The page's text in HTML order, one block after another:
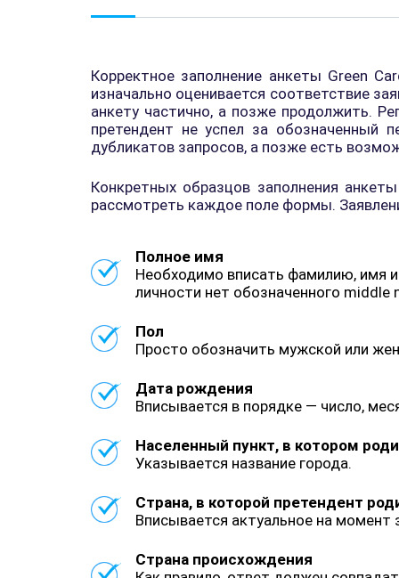
Корректное заполнение анкеты Green
изначально оценивается соответствие
анкету частично, а позже продолжить.
претендент не успел за обозначенный
дубликатов запросов, а позже есть
Конкретных образцов заполнения
рассмотреть каждое поле формы.
Полное имя
Необходимо вписать фамилию, имя и
личности нет обозначенного middle
Пол
Просто обозначить мужской или
Дата рождения
Вписывается в порядке — число,
Населенный пункт, в котором
Указывается название города.
Страна, в которой претендент
Вписывается актуальное на момент
Страна происхождения